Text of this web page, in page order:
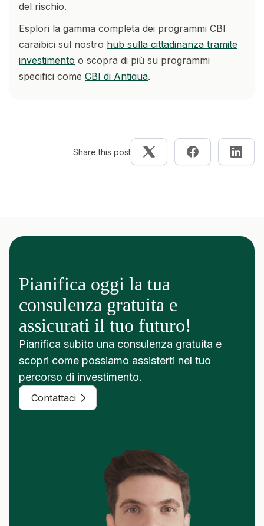
del rischio.
Esplori la gamma completa dei programmi CBI
caraibici sul nostro hub sulla cittadinanza tramite
investimento o scopra di più su programmi
specifici come CBI di Antigua.
Share this post
Pianifica oggi la tua
consulenza gratuita e
assicurati il tuo futuro!
Pianifica subito una consulenza gratuita e
scopri come possiamo assisterti nel tuo
percorso di investimento.
Contattaci